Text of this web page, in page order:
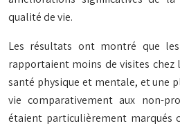
qualité de vie.
Les résultats ont montré que les
rapportaient moins de visites chez
santé physique et mentale, et une
vie comparativement aux non-
étaient particulièrement marqués